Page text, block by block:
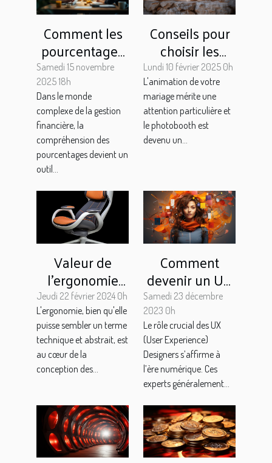
Comment les
pourcentages
simplifient-ils
les décisions
financières ?
Samedi 15 novembre
2025 18h
Dans le monde
complexe de la gestion
financière, la
compréhension des
pourcentages devient un
outil...
Conseils pour
choisir les
accessoires
parfaits pour
votre
photobooth de
mariage
Lundi 10 février 2025 0h
L'animation de votre
mariage mérite une
attention particulière et
le photobooth est
devenu un...
Valeur de
l'ergonomie
dans le design
de produits
Jeudi 22 février 2024 0h
L'ergonomie, bien qu'elle
puisse sembler un terme
technique et abstrait, est
au cœur de la
conception des...
Comment
devenir un UX
Designer
qualifié : ce
qu’il faut savoir
Samedi 23 décembre
2023 0h
Le rôle crucial des UX
(User Experience)
Designers s’affirme à
l’ère numérique. Ces
experts généralement...